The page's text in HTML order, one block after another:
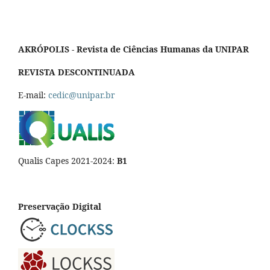
AKRÓPOLIS - Revista de Ciências Humanas da UNIPAR
REVISTA DESCONTINUADA
E-mail: cedic@unipar.br
Qualis Capes 2021-2024: B1
Preservação Digital